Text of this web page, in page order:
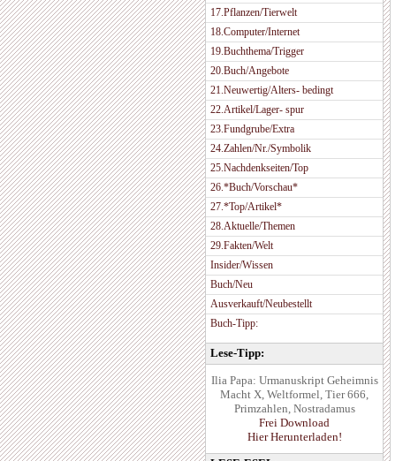
17.Pflanzen/Tierwelt
18.Computer/Internet
19.Buchthema/Trigger
20.Buch/Angebote
21.Neuwertig/Alters- bedingt
22.Artikel/Lager- spur
23.Fundgrube/Extra
24.Zahlen/Nr./Symbolik
25.Nachdenkseiten/Top
26.*Buch/Vorschau*
27.*Top/Artikel*
28.Aktuelle/Themen
29.Fakten/Welt
Insider/Wissen
Buch/Neu
Ausverkauft/Neubestellt
Buch-Tipp:
Lese-Tipp:
Ilia Papa: Urmanuskript Geheimnis
Macht X, Weltformel, Tier 666,
Primzahlen, Nostradamus
Frei Download
Hier Herunterladen!